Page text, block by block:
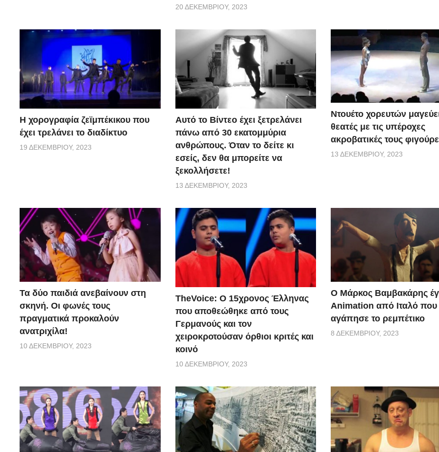
20 ΔΕΚΕΜΒΡΊΟΥ, 2023
Η χορογραφία ζεϊμπέκικου που
έχει τρελάνει το διαδίκτυο
19 ΔΕΚΕΜΒΡΊΟΥ, 2023
Αυτό το Βίντεο έχει ξετρελάνει
πάνω από 30 εκατομμύρια
ανθρώπους. Όταν το δείτε κι
εσείς, δεν θα μπορείτε να
ξεκολλήσετε!
13 ΔΕΚΕΜΒΡΊΟΥ, 2023
Ντουέτο χορευτών
θεατές με τις υπέροχες
ακροβατικές τους
13 ΔΕΚΕΜΒΡΊΟΥ, 2023
Τα δύο παιδιά ανεβαίνουν στη
σκηνή. Οι φωνές τους
πραγματικά προκαλούν
ανατριχίλα!
10 ΔΕΚΕΜΒΡΊΟΥ, 2023
TheVoice: Ο 15χρονος Έλληνας
που αποθεώθηκε από τους
Γερμανούς και τον
χειροκροτούσαν όρθιοι κριτές και
κοινό
10 ΔΕΚΕΜΒΡΊΟΥ, 2023
Ο Μάρκος Βαμβακάρης
Αnimation από Ιταλό που
αγάπησε το ρεμπέτικο
8 ΔΕΚΕΜΒΡΊΟΥ, 2023